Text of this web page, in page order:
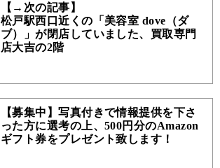
【→次の記事】
松戸駅西口近くの「美容室 dove（ダ
ブ）」が閉店していました、買取専門
店大吉の2階
【募集中】写真付きで情報提供を下さ
った方に選考の上、500円分のAmazon
ギフト券をプレゼント致します！